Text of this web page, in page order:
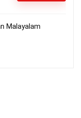
Malayalam